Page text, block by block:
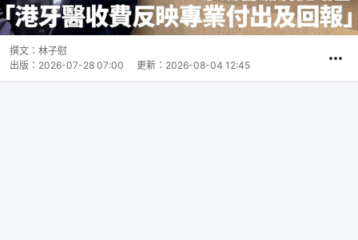
撰文： 林子慰
出版： 2026-07-28 07:00 更新： 2026-08-04 12:45